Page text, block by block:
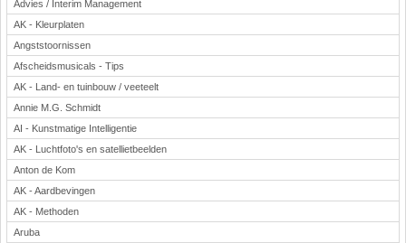
Advies / Interim Management
AK - Kleurplaten
Angststoornissen
Afscheidsmusicals - Tips
AK - Land- en tuinbouw / veeteelt
Annie M.G. Schmidt
AI - Kunstmatige Intelligentie
AK - Luchtfoto's en satellietbeelden
Anton de Kom
AK - Aardbevingen
AK - Methoden
Aruba